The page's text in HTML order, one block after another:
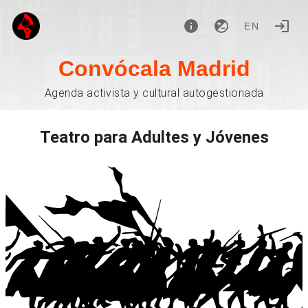
EN
Convócala Madrid
Agenda activista y cultural autogestionada
Teatro para Adultes y Jóvenes